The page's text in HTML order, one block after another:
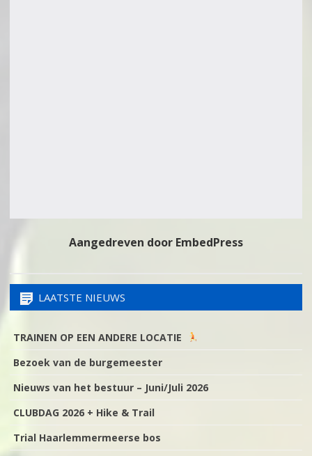
Aangedreven door EmbedPress
LAATSTE NIEUWS
TRAINEN OP EEN ANDERE LOCATIE
Bezoek van de burgemeester
Nieuws van het bestuur – Juni/Juli 2026
CLUBDAG 2026 + Hike & Trail
Trial Haarlemmermeerse bos